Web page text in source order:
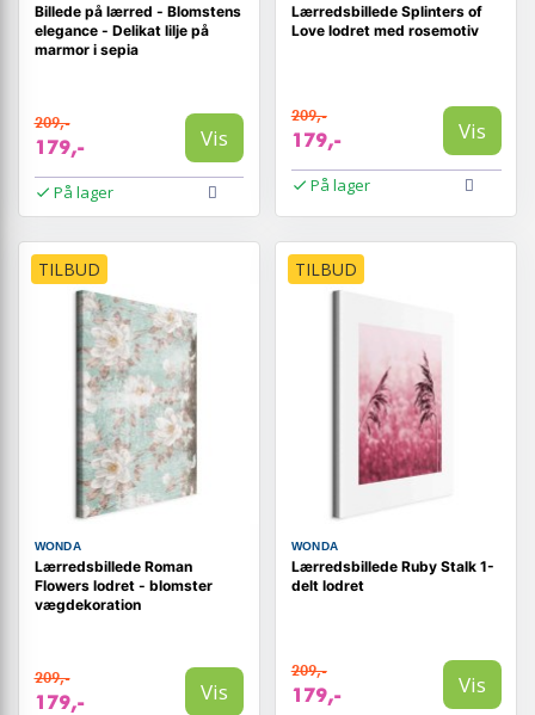
Billede på lærred - Blomstens
elegance - Delikat lilje på
marmor i sepia
209,-
179,- Vis
På lager
Lærredsbillede Splinters of
Love lodret med rosemotiv
209,-
179,- Vis
På lager
TILBUD
WONDA
Lærredsbillede Roman
Flowers lodret - blomster
vægdekoration
209,-
179,- Vis
TILBUD
WONDA
Lærredsbillede Ruby Stalk 1-
delt lodret
209,-
179,- Vis